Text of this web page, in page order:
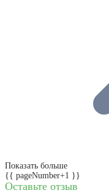
Показать больше
{{ pageNumber+1 }}
Оставьте отзыв